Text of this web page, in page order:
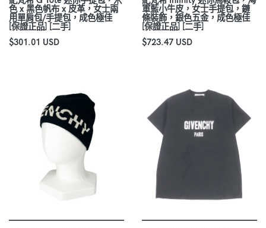
色 x 黑色帆布 x 皮革，女士兩
用單肩包/手提包，成色極佳
[保證正品] [二手]
$301.01 USD
軍藍小牛皮，女士手提包，鏈
條裝飾，銀色五金，成色極佳
[保證正品] [二手]
$723.47 USD